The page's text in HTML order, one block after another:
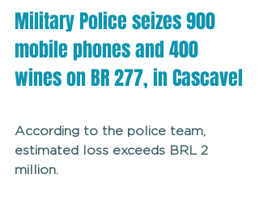
Military Police seizes 900
mobile phones and 400
wines on BR 277, in Cascavel
According to the police team,
estimated loss exceeds BRL 2
million.